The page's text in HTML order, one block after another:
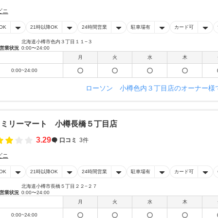
ニ
21時以降OK 24時間営業 駐車場有 カード可
北海道小樽市色内３丁目１１−３
業状況 0:00〜24:00
月
火 水 木
0:00~24:00
ローソン 小樽色内３丁目店のオーナー様
リーマート 小樽長橋５丁目店
3.29
口コミ 3件
ニ
21時以降OK 24時間営業 駐車場有 カード可
北海道小樽市長橋５丁目２２−２７
業状況 0:00〜24:00
月
火 水 木
0:00~24:00